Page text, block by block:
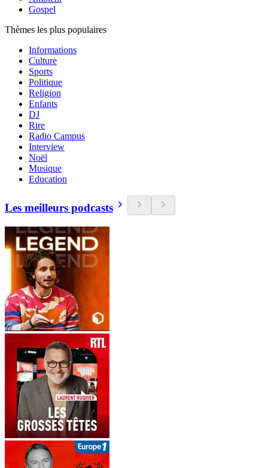
Gospel
Thèmes les plus populaires
Informations
Culture
Sports
Politique
Religion
Enfants
DJ
Rire
Radio Campus
Interview
Noël
Musique
Education
Les meilleurs podcasts